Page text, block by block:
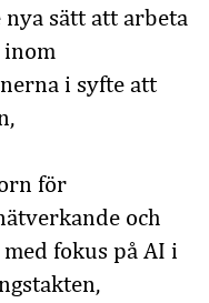
sätt att arbeta
inom
i syfte att
för
och
fokus på AI i